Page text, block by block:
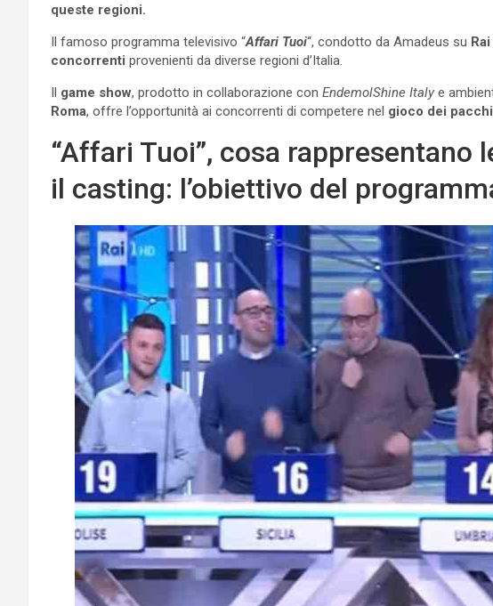
queste regioni.
Il famoso programma televisivo “Affari Tuoi“, condotto da Amadeus su
concorrenti provenienti da diverse regioni d’Italia.
Il game show, prodotto in collaborazione con EndemolShine Italy e
Roma, offre l’opportunità ai concorrenti di competere nel gioco dei pacchi
“Affari Tuoi”, cosa rappresentano
il casting: l’obiettivo del